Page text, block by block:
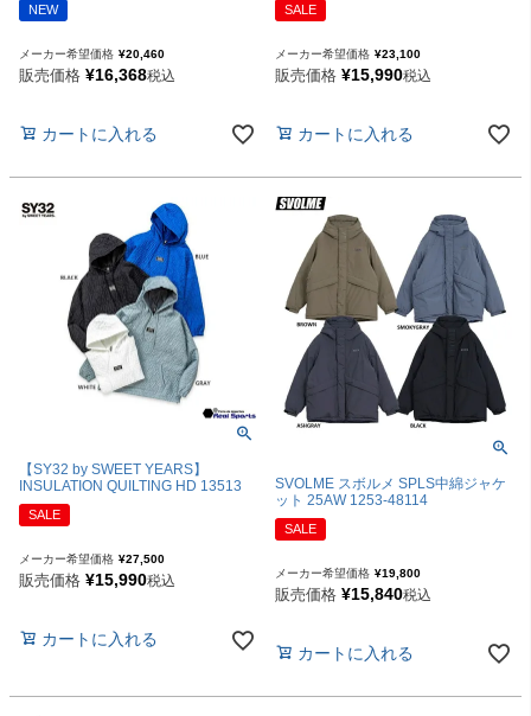
NEW
メーカー希望価格 ¥20,460
販売価格 ¥16,368税込
カートに入れる
SALE
メーカー希望価格 ¥23,100
販売価格 ¥15,990税込
カートに入れる
【SY32 by SWEET YEARS】
INSULATION QUILTING HD 13513
SALE
メーカー希望価格 ¥27,500
販売価格 ¥15,990税込
カートに入れる
SVOLME スボルメ SPLS中綿ジャケ
ット 25AW 1253-48114
SALE
メーカー希望価格 ¥19,800
販売価格 ¥15,840税込
カートに入れる